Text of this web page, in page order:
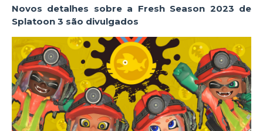
Novos detalhes sobre a Fresh Season 2023 de
Splatoon 3 são divulgados